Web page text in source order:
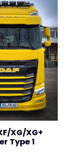
XG/XG+
Type 1